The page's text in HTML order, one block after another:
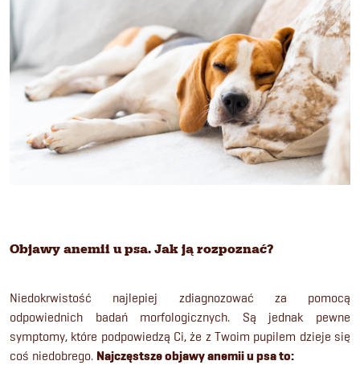
Objawy anemii u psa. Jak ją rozpoznać?
Niedokrwistość najlepiej zdiagnozować za pomocą
odpowiednich badań morfologicznych. Są jednak pewne
symptomy, które podpowiedzą Ci, że z Twoim pupilem dzieje się
coś niedobrego. Najczęstsze objawy anemii u psa to: